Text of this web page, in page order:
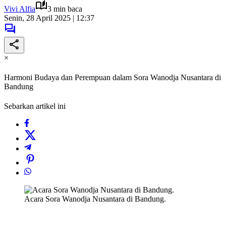
Vivi Alfia
3 min baca
Senin, 28 April 2025 | 12:37
×
Harmoni Budaya dan Perempuan dalam Sora Wanodja Nusantara di
Bandung
Sebarkan artikel ini
Acara Sora Wanodja Nusantara di Bandung.